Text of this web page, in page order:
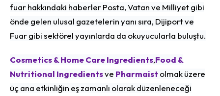
fuar hakkındaki haberler Posta, Vatan ve Milliyet gibi
önde gelen ulusal gazetelerin yanı sıra, Dijiport ve
Fuar gibi sektörel yayınlarda da okuyucularla buluştu.
Cosmetics & Home Care Ingredients,Food &
Nutritional Ingredientsve Pharmaistolmak üzere
üç ana etkinliğin eş zamanlı olarak düzenleneceği